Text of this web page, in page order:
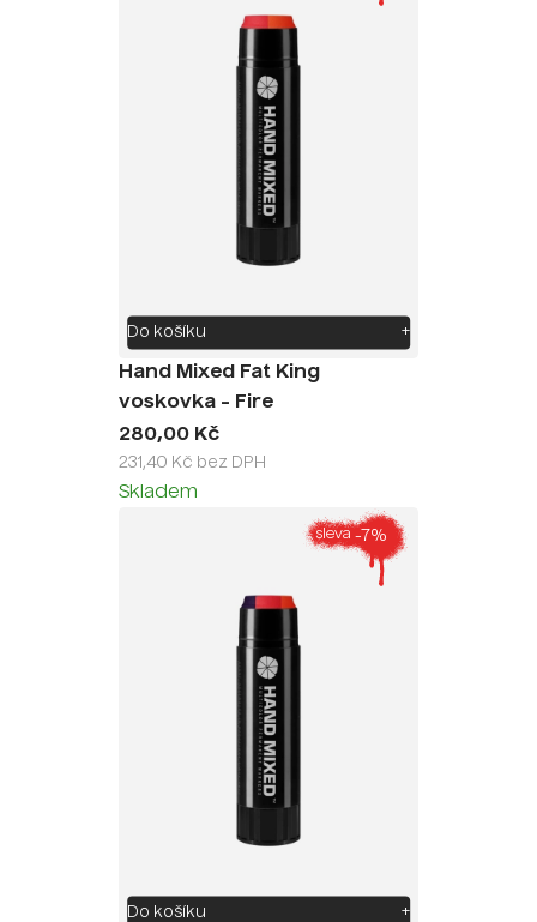
Do košíku +
Hand Mixed Fat King
voskovka - Fire
280,00 Kč
231,40 Kč bez DPH
Skladem
sleva -7%
Do košíku +